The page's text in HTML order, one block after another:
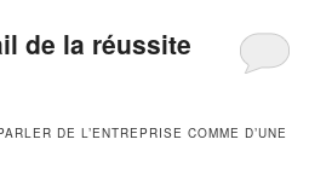
de la réussite
DE L’ENTREPRISE COMME D’UNE